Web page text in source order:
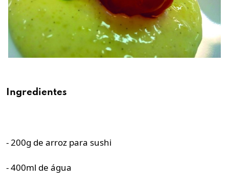
Ingredientes
- 200g de arroz para sushi
- 400ml de água